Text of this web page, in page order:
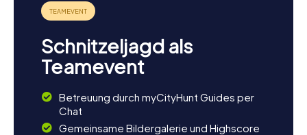
Schnitzeljagd als
Teamevent
Betreuung durch myCityHunt Guides per
Chat
Gemeinsame Bildergalerie und Highscore